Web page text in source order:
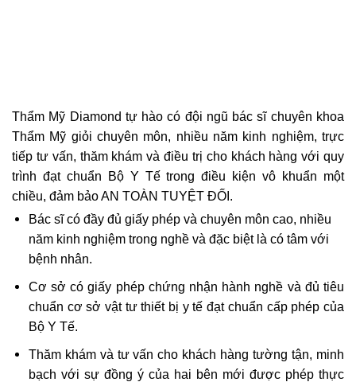
Thẩm Mỹ Diamond tự hào có đội ngũ bác sĩ chuyên khoa
Thẩm Mỹ giỏi chuyên môn, nhiều năm kinh nghiệm, trực
tiếp tư vấn, thăm khám và điều trị cho khách hàng với quy
trình đạt chuẩn Bộ Y Tế trong điều kiện vô khuẩn một
chiều, đảm bảo AN TOÀN TUYỆT ĐỐI.
Bác sĩ có đầy đủ giấy phép và chuyên môn cao, nhiều
năm kinh nghiệm trong nghề và đặc biệt là có tâm với
bệnh nhân.
Cơ sở có giấy phép chứng nhận hành nghề và đủ tiêu
chuẩn cơ sở vật tư thiết bị y tế đạt chuẩn cấp phép của
Bộ Y Tế.
Thăm khám và tư vấn cho khách hàng tường tận, minh
bạch với sự đồng ý của hai bên mới được phép thực